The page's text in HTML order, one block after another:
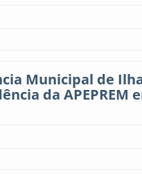
Municipal de
da APEPREM